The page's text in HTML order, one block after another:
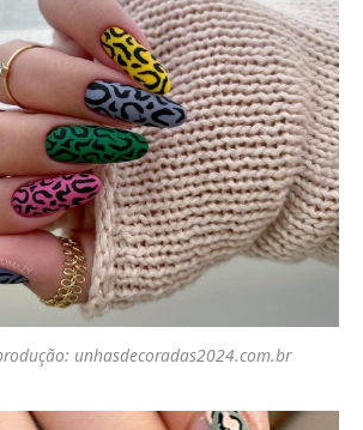
unhasdecoradas2024.com.br